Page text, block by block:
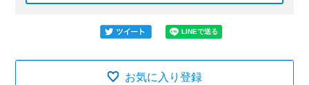
お気に入り登録